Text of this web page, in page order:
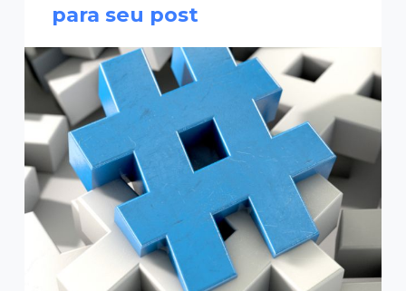
para seu post